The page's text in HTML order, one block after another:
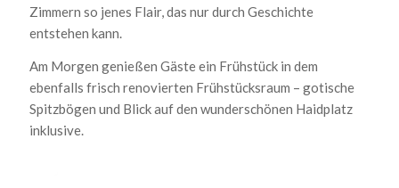
Zimmern so jenes Flair, das nur durch Geschichte
entstehen kann.
Am Morgen genießen Gäste ein Frühstück in dem
ebenfalls frisch renovierten Frühstücksraum – gotische
Spitzbögen und Blick auf den wunderschönen Haidplatz
inklusive.